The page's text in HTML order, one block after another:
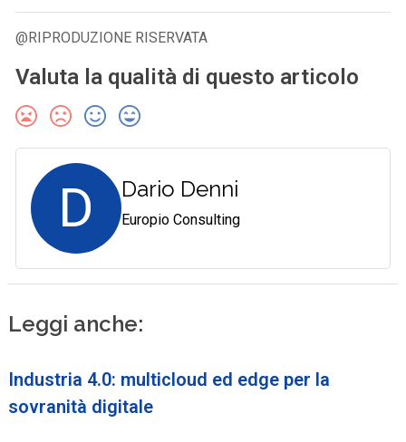
@RIPRODUZIONE RISERVATA
Valuta la qualità di questo articolo
D Dario Denni
Europio Consulting
Leggi anche:
Industria 4.0: multicloud ed edge per la
sovranità digitale